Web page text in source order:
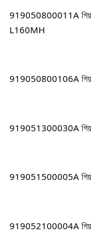
919050800011A
L160MH
919050800106A
919051300030A
919051500005A
919052100004A